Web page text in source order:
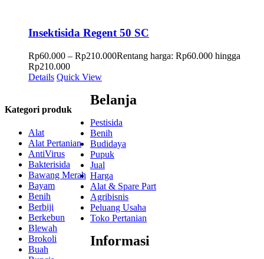
Insektisida Regent 50 SC
Rp60.000 – Rp210.000Rentang harga: Rp60.000 hingga
Rp210.000
Details Quick View
Kategori produk
Alat
Alat Pertanian
AntiVirus
Bakterisida
Bawang Merah
Bayam
Benih
Berbiji
Berkebun
Blewah
Brokoli
Buah
Belanja
Pestisida
Benih
Budidaya
Pupuk
Jual
Harga
Alat & Spare Part
Agribisnis
Peluang Usaha
Toko Pertanian
Informasi